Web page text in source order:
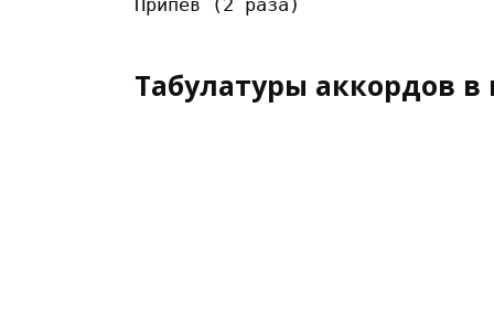
Табулатуры аккордов в